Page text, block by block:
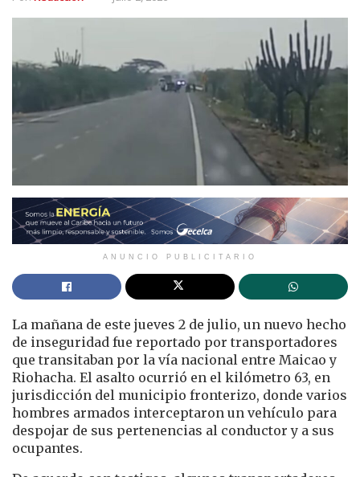
ANUNCIO PUBLICITARIO
La mañana de este jueves 2 de julio, un nuevo hecho
de inseguridad fue reportado por transportadores
que transitaban por la vía nacional entre Maicao y
Riohacha. El asalto ocurrió en el kilómetro 63, en
jurisdicción del municipio fronterizo, donde varios
hombres armados interceptaron un vehículo para
despojar de sus pertenencias al conductor y a sus
ocupantes.